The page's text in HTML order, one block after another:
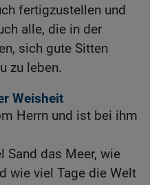
fertigzustellen und
alle, die in der
sich gute Sitten
zu leben.
Weisheit
Herrn und ist bei ihm
Sand das Meer, wie
wie viel Tage die Welt